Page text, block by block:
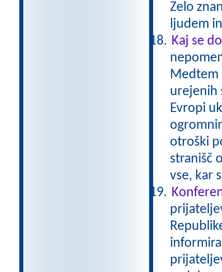
Zelo
ljudem
Kaj se
Medtem
urejenih
Evropi
otroški
stranišč
vse, kar